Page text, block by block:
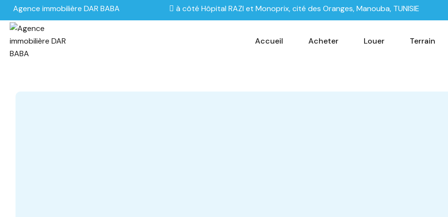
Agence immobilière DAR BABA à côté Hôpital RAZI et Monoprix, cité des Oranges, Manouba, TUNISIE
Accueil Acheter Louer Terrain